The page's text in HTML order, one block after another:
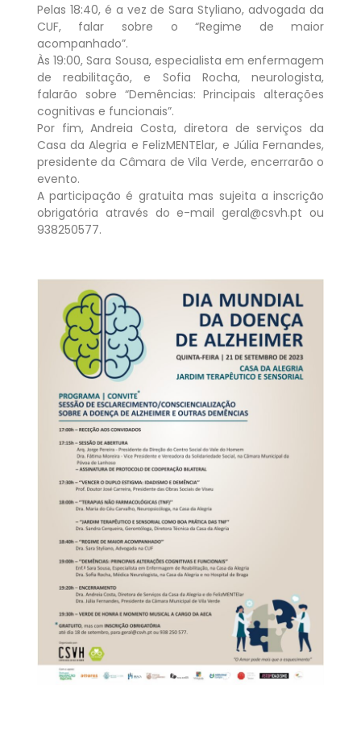
Pelas 18:40, é a vez de Sara Styliano, advogada da
CUF, falar sobre o “Regime de maior
acompanhado”.
Às 19:00, Sara Sousa, especialista em enfermagem
de reabilitação, e Sofia Rocha, neurologista,
falarão sobre “Demências: Principais alterações
cognitivas e funcionais”.
Por fim, Andreia Costa, diretora de serviços da
Casa da Alegria e FelizMENTElar, e Júlia Fernandes,
presidente da Câmara de Vila Verde, encerrarão o
evento.
A participação é gratuita mas sujeita a inscrição
obrigatória através do e-mail geral@csvh.pt ou
938250577.